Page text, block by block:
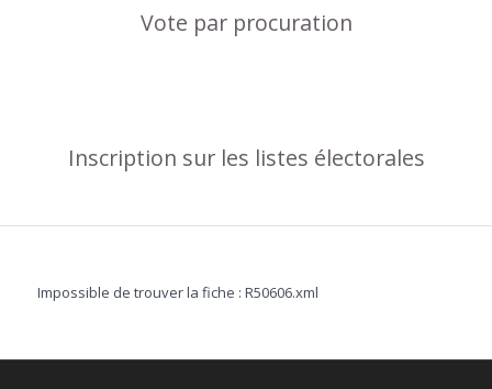
Vote par procuration
Inscription sur les listes électorales
Impossible de trouver la fiche : R50606.xml